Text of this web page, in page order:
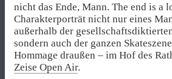
nicht das Ende, Mann. The end is a
Charakterporträt nicht nur eines
außerhalb der
sondern auch der ganzen
Hommage draußen – im Hof des
Zeise Open Air.